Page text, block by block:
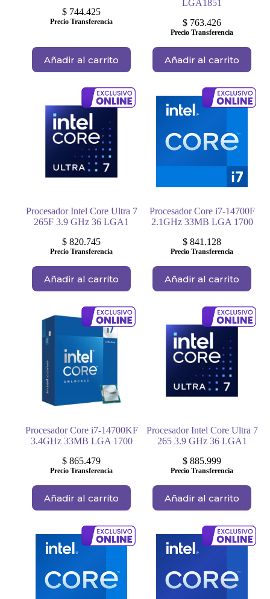
$ 744.425
Precio Transferencia
Añadir al carrito
LGA1851
$ 763.426
Precio Transferencia
Añadir al carrito
Procesador Intel Core Ultra 7
265F 3.9 GHz 36 LGA1
$ 820.745
Precio Transferencia
Añadir al carrito
Procesador Core i7-14700F
2.1GHz 33MB LGA 1700
$ 841.128
Precio Transferencia
Añadir al carrito
Procesador Core i7-14700KF
3.4GHz 33MB LGA 1700
$ 865.479
Precio Transferencia
Añadir al carrito
Procesador Intel Core Ultra 7
265 3.9 GHz 36 LGA1
$ 885.999
Precio Transferencia
Añadir al carrito